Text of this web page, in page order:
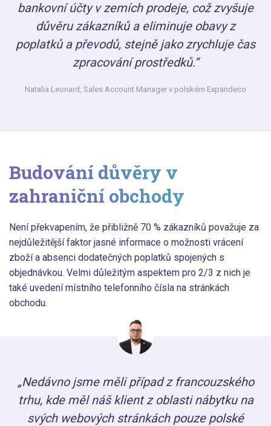
bankovní účty v zemích prodeje, což zvyšuje
důvěru zákazníků a eliminuje obavy z
poplatků a převodů, stejně jako zrychluje čas
zpracování prostředků.“
Natalia Leonard, Sales Account Manager v polském Expandeco
Budování důvěry v
zahraniční obchody
Není překvapením, že přibližně 70 % zákazníků považuje za
nejdůležitější faktor jasné informace o možnosti vrácení
zboží a absenci dodatečných poplatků spojených s
objednávkou. Velmi důležitým aspektem pro 2/3 z nich je
také uvedení místního telefonního čísla na stránkách
obchodu.
„Nedávno jsme měli případ z francouzského
trhu, kde měl náš klient z oblasti nábytku na
svých webových stránkách pouze polské